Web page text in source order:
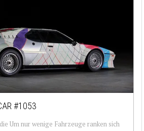
#1053
Um nur wenige Fahrzeuge ranken sich